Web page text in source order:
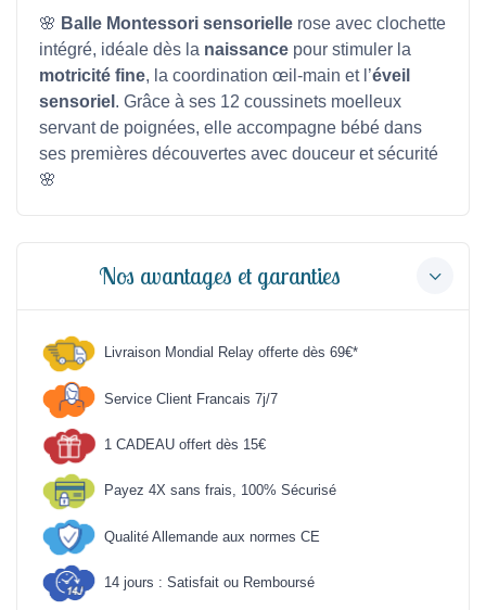
🌸 Balle Montessori sensorielle rose avec clochette
intégré, idéale dès la naissance pour stimuler la
motricité fine, la coordination œil-main et l’éveil
sensoriel . Grâce à ses 12 coussinets moelleux
servant de poignées, elle accompagne bébé dans
ses premières découvertes avec douceur et sécurité
🌸
Nos avantages et garanties
Livraison Mondial Relay offerte dès 69€*
Service Client Francais 7j/7
1 CADEAU offert dès 15€
Payez 4X sans frais, 100% Sécurisé
Qualité Allemande aux normes CE
14 jours : Satisfait ou Remboursé